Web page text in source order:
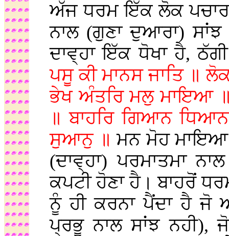
ਅੱਜ ਧਰਮ ਇੱਕ ਲੋਕ
ਨਾਲ (ਗੁਣਾ ਦੁਆਰਾ) ਸਾਂਝ
ਦਾਵ੍ਹਾ ਇੱਕ ਧੋਖਾ ਹੈ,
ਪਸੂ ਕੀ ਮਾਨਸ ਜਾਤਿ ॥
ਭੇਖ ਅੰਤਰਿ ਮਲੁ ਮਾਇਆ
॥ ਬਾਹਰਿ ਗਿਆਨ
ਸੁਆਨੁ ॥ਮਨ ਮੋਹ ਮਾਇਆ
(ਦਾਵ੍ਹਾ) ਪਰਮਾਤਮਾ
ਕਪਟੀ ਹੋਣਾ ਹੈ। ਬਾਹਰੋਂ
ਨੂੰ ਹੀ ਕਰਨਾ ਪੈਂਦਾ ਹੈ ਜੋ
ਪ੍ਰਭੂ ਨਾਲ ਸਾਂਝ ਨਹੀ),